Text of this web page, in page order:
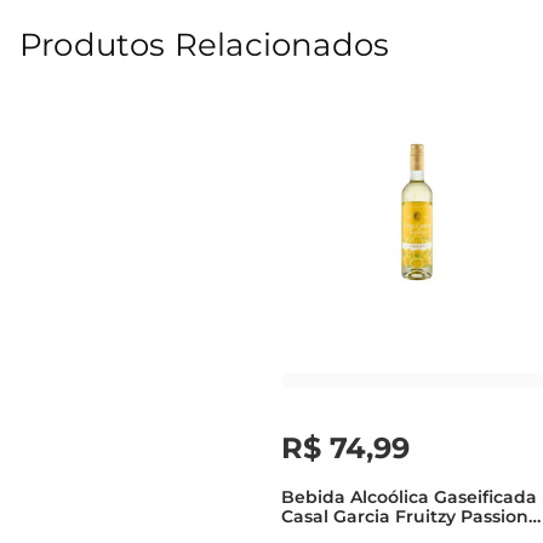
Produtos Relacionados
R$ 74,99
Bebida Alcoólica Gaseificada
Casal Garcia Fruitzy Passion